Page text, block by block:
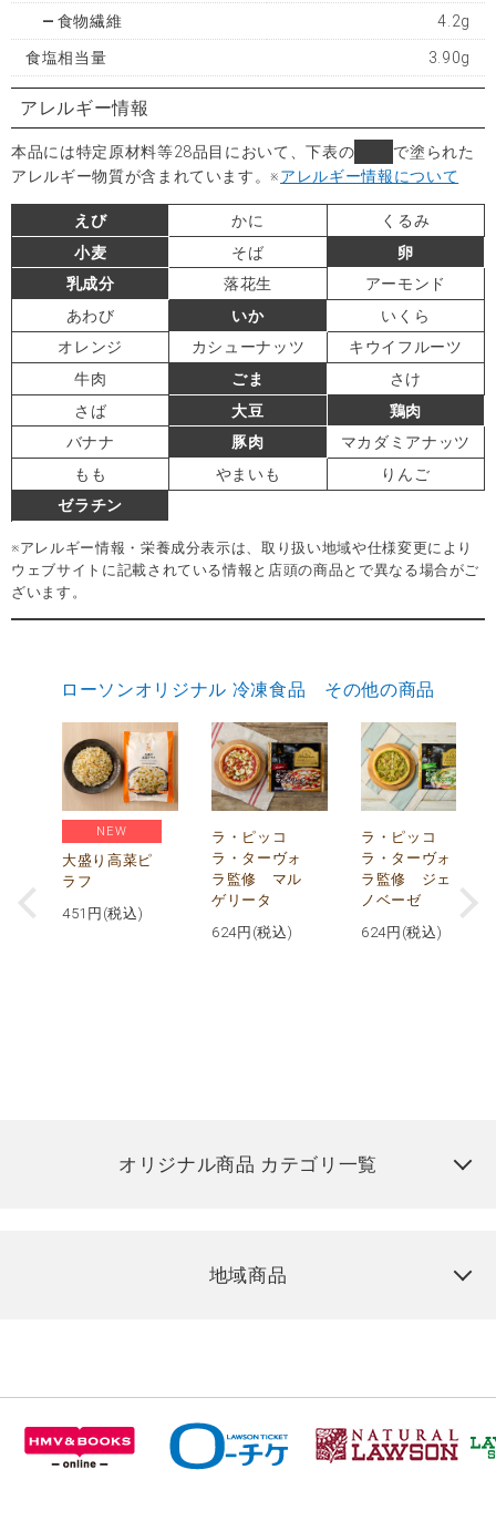
食物繊維 4.2g
食塩相当量 3.90g
アレルギー情報
本品には特定原材料等28品目において、下表の
で塗られた
アレルギー物質が含まれています。※アレルギー情報について
えび かに
くるみ
小麦
そば
卵
乳成分
落花生
アーモンド
あわび
いか
いくら
オレンジ
カシューナッツ
キウイフルーツ
牛肉
ごま
さけ
さば
大豆
鶏肉
バナナ
豚肉
マカダミアナッツ
もも
やまいも
りんご
ゼラチン
※アレルギー情報・栄養成分表示は、取り扱い地域や仕様変更により
ウェブサイトに記載されている情報と店頭の商品とで異なる場合がご
ざいます。
ローソンオリジナル 冷凍食品 その他の商品
NEW
大盛り高菜ピ
ラフ
451 円(税込)
ラ・ピッコ
ラ・ターヴォ
ラ監修 マル
ゲリータ
624円(税込)
ラ・ピッコ
ラ・ターヴォ
ラ監修 ジェ
ノベーゼ
624円(税込)
オリジナル商品 カテゴリ一覧
地域商品